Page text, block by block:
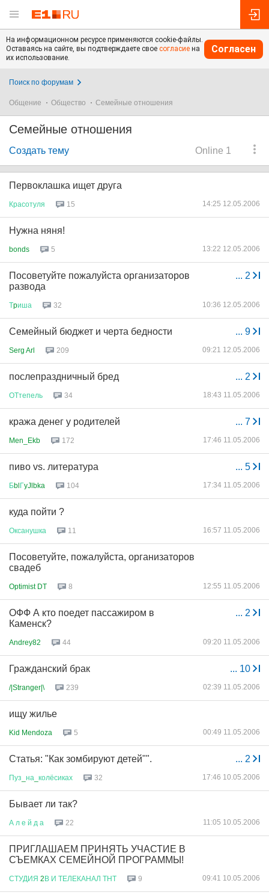
На информационном ресурсе применяются cookie-файлы.
Оставаясь на сайте, вы подтверждаете свое согласие на
их использование.
Согласен
Поиск по форумам
Общение Общество Семейные отношения
Семейные отношения
Online 1
Создать тему
Первоклашка ищет друга
Красотуля 15 14:25 12.05.2006
Нужна няня!
bonds 5 13:22 12.05.2006
... 2
Посоветуйте пожалуйста организаторов
развода
Тpиша 32 10:36 12.05.2006
... 9
Семейный бюджет и черта бедности
Serg Arl 209 09:21 12.05.2006
... 2
послепраздничный бред
ОТтепель 34 18:43 11.05.2006
... 7
кража денег у родителей
Men_Ekb 172 17:46 11.05.2006
... 5
пиво vs. литература
БblГyJlbka 104 17:34 11.05.2006
куда пойти ?
Оксанушка 11 16:57 11.05.2006
Посоветуйте, пожалуйста, организаторов
свадеб
Optimist DT 8 12:55 11.05.2006
... 2
ОФФ А кто поедет пассажиром в
Каменск?
Andrey82 44 09:20 11.05.2006
... 10
Гражданский брак
/|Stranger|\ 239 02:39 11.05.2006
ищу жилье
Kid Mendoza 5 00:49 11.05.2006
... 2
Статья: "Как зомбируют детей"".
Пуз на колёсиках 32 17:46 10.05.2006
Бывает ли так?
А л е й д а 22 11:05 10.05.2006
ПРИГЛАШАЕМ ПРИНЯТЬ УЧАСТИЕ В
СЪЕМКАХ СЕМЕЙНОЙ ПРОГРАММЫ!
СТУДИЯ 2В И ТЕЛЕКАНАЛ ТНТ 9 09:41 10.05.2006